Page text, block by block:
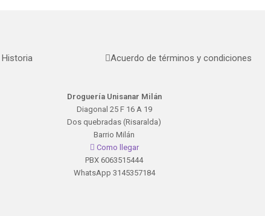
Acuerdo de términos y condiciones
Droguería Unisanar Milán
Diagonal 25 F 16 A 19
Dos quebradas (Risaralda)
Barrio Milán
Como llegar
PBX 6063515444
WhatsApp 3145357184